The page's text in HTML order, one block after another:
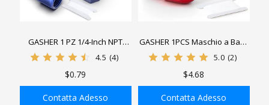
GASHER 1 PZ 1/4-Inch NPT
Femmina Spina Aria
Pneumatiche 300PSI
4.5 (4)
$0.79
Contatta Adesso
GASHER 1PCS Maschio a Barb
90 Gradi Raccordo Tubo
Alluminio Rosso Anodizzato
5.0 (2)
$4.68
Contatta Adesso